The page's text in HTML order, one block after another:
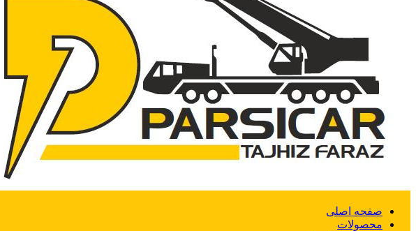
صفحه اصلی
محصولات